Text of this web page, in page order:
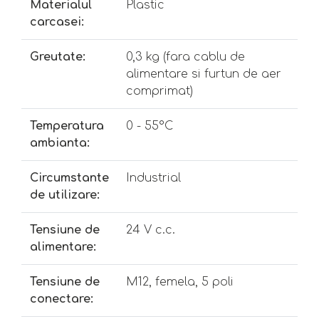
Materialul
carcasei:
Plastic
Greutate:
0,3 kg (fara cablu de
alimentare si furtun de aer
comprimat)
Temperatura
ambianta:
0 - 55°C
Circumstante
de utilizare:
Industrial
Tensiune de
alimentare:
24 V c.c.
Tensiune de
conectare:
M12, femela, 5 poli